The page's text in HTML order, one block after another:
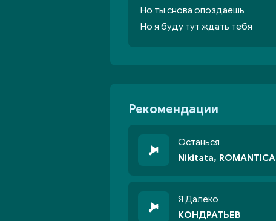
Но ты снова опоздаешь
Но я буду тут ждать тебя
Рекомендации
Останься
Nikitata, ROMANTICA
Я Далеко
КОНДРАТЬЕВ